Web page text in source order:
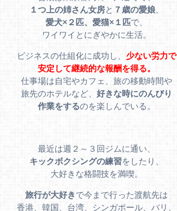
１つ上の姉さん女房と ７歳の愛娘
愛犬×２匹、愛猫×１匹で、
ワイワイとにぎやかに生活。
ビジネスの仕組化に成功し、 少ない労力で
安定して継続的な報酬を得る。
仕事場は自宅やカフェ、旅の移動時間や
旅先のホテルなど、 好きな時にのんびり
作業をするのを楽しんでいる。
最近は週２～３回ジムに通い、
キックボクシングの練習をしたり、
大好きな格闘技を満喫。
旅行が大好きで今まで行った渡航先は
香港、韓国、台湾、シンガポール、バリ、